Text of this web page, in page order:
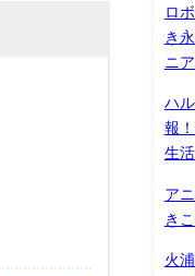
ロ
き
ニ
ハ
報
生
ア
き
火